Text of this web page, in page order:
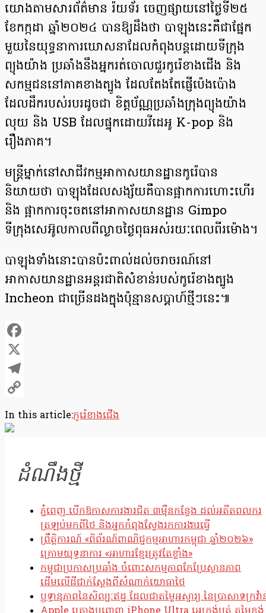
យោងតាមសារព័ត៌មាន រ៉យទ័រ ចេញផ្សាយនៅថ្ងៃទី២៥
ខែកក្កដា ឆ្នាំ២០២៤ បានឱ្យដឹងថា បាឡុងនេះគឺជាផ្នែក
មួយនៃយុទ្ធនាការឃោសនាដែលកំពុងបន្តដោយទីក្រុង
ព្យុងយ៉ាង ប្រឆាំងនឹងអ្នករត់ចោលជួរកូរ៉េខាងជើង និង
សកម្មជននៅភាគខាងត្បូង ដែលតែងតែផ្ញើប៉េងប៉ោង
ដែលដឹករបស់របរដូចជា ខិត្តប័ណ្ណប្រឆាំងក្រុងព្យុងយ៉ាង
លុយ និង USB ដែលផ្ទុកដោយវីដេអូ K-pop និង
រឿងភាគ។
មន្ត្រីម្នាក់នៅសាជីវកម្មអាកាសយានដ្ឋានកូរ៉េបាន
និយាយថា បាឡុងដែលសង្ស័យគឺបានផ្អាកការហោះហើរ
និង ផ្អាកការចុះចតនៅអាកាសយានដ្ឋាន Gimpo
ទីក្រុងសេអ៊ូលកាលពីល្ងាចថ្ងៃពុធអស់រយៈពេលពីរម៉ោង។
បាឡុងទាំងនោះបានប៉ះពាល់ដល់ចរាចរណ៍នៅ
អាកាសយានដ្ឋានអន្តរជាតិសំខាន់របស់កូរ៉េខាងត្បូង
Incheon ជាច្រើនដងក្នុងប៉ុន្មានសប្តាហ៍ថ្មីៗនេះ៕
Facebook
X
Telegram
Link
In this article:កូរ៉េខាងជើង
ដំណឹងថ្មី
ភ្នំពេញ បើកឱកាសការងារជិត ៣ម៉ឺនកន្លែង ដល់អតីតពលករ
ត្រឡប់មកពីថៃ និងអ្នកកំពុងស្វែងរកការងារធ្វើ
ព្រឹត្តិការណ៍ «ពិព័រណ៍ពាណិជ្ជកម្មអាហារកម្ពុជា ឆ្នាំ២០២៦»
ក្រោមយុទ្ធនាការ «អាហារខ្មែរត្រូវតែខ្លាំង»
កម្ពុជាប្រកាសប្រឆាំង ចំពោះសកម្មភាពកែប្រែស្ថានភាព
ដើមលើដីជាក់ស្តែងពីសំណាក់យោធាថៃ
ឫទ្ធានុភាពនៃសិល្បៈឥដ្ឋ ដែលជាតម្លៃអស្ចារ្យ នៃប្រាសាទក្រវ៉